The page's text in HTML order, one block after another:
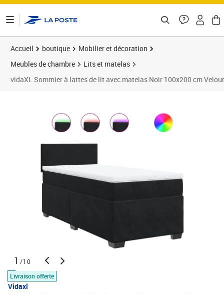
Accueil boutique
Mobilier et décoration
Meubles de chambre
Lits et matelas
vidaXL Sommier à lattes de lit avec matelas Noir 100x200 cm
1 /10
Livraison offerte
Vidaxl